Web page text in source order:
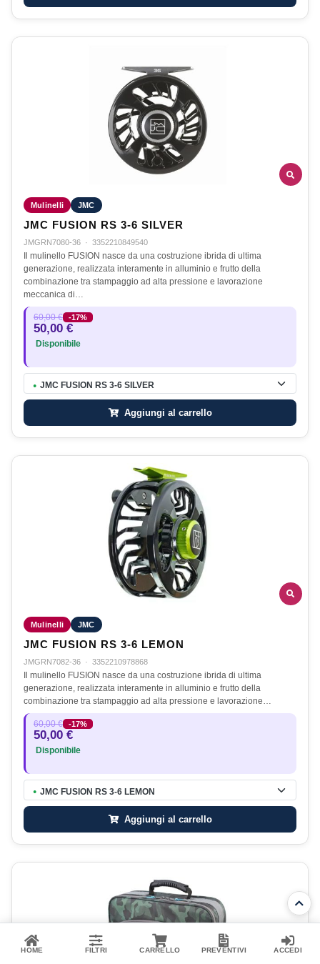
Mulinelli JMC
JMC FUSION RS 3-6 SILVER
JMGRN7080-36 · 3352210849540
Il mulinello FUSION nasce da una costruzione ibrida di ultima
generazione, realizzata interamente in alluminio e frutto della
combinazione tra stampaggio ad alta pressione e lavorazione
meccanica di…
60,00 € -17%
50,00 €
Disponibile
● JMC FUSION RS 3-6 SILVER
Aggiungi al carrello
Mulinelli JMC
JMC FUSION RS 3-6 LEMON
JMGRN7082-36 · 3352210978868
Il mulinello FUSION nasce da una costruzione ibrida di ultima
generazione, realizzata interamente in alluminio e frutto della
combinazione tra stampaggio ad alta pressione e lavorazione…
60,00 € -17%
50,00 €
Disponibile
● JMC FUSION RS 3-6 LEMON
Aggiungi al carrello
HOME FILTRI CARRELLO PREVENTIVI ACCEDI